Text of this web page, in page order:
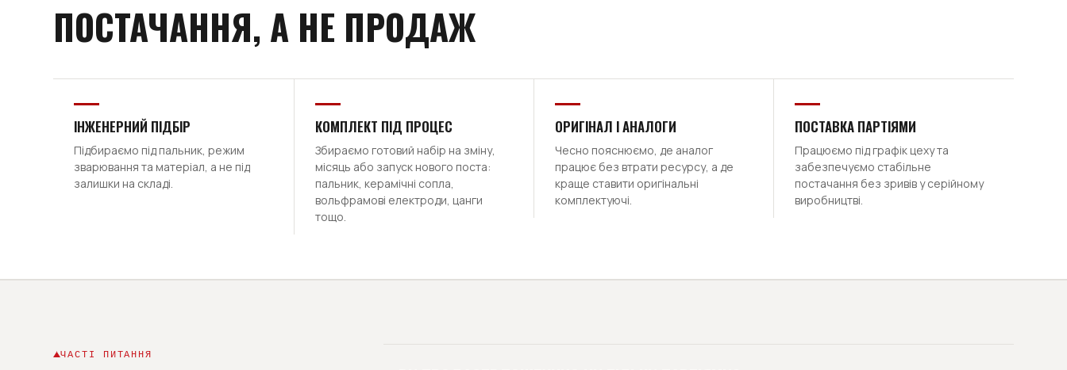
ПОСТАЧАННЯ, А НЕ ПРОДАЖ
ІНЖЕНЕРНИЙ ПІДБІР
Підбираємо під пальник, режим
зварювання та матеріал, а не під
залишки на складі.
КОМПЛЕКТ ПІД ПРОЦЕС
Збираємо готовий набір на зміну,
місяць або запуск нового поста:
пальник, керамічні сопла,
вольфрамові електроди, цанги
тощо.
ОРИГІНАЛ І АНАЛОГИ
Чесно пояснюємо, де аналог
працює без втрати ресурсу, а де
краще ставити оригінальні
комплектуючі.
ПОСТАВКА ПАРТІЯМИ
Працюємо під графік цеху та
забезпечуємо стабільне
постачання без зривів у серійному
виробництві.
ЧАСТІ ПИТАННЯ